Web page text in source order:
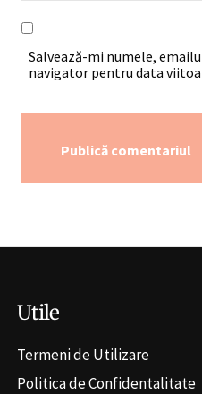
Salvează-mi numele,
navigator pentru data
Utile
Termeni de Utilizare
Politica de Confidentalitate